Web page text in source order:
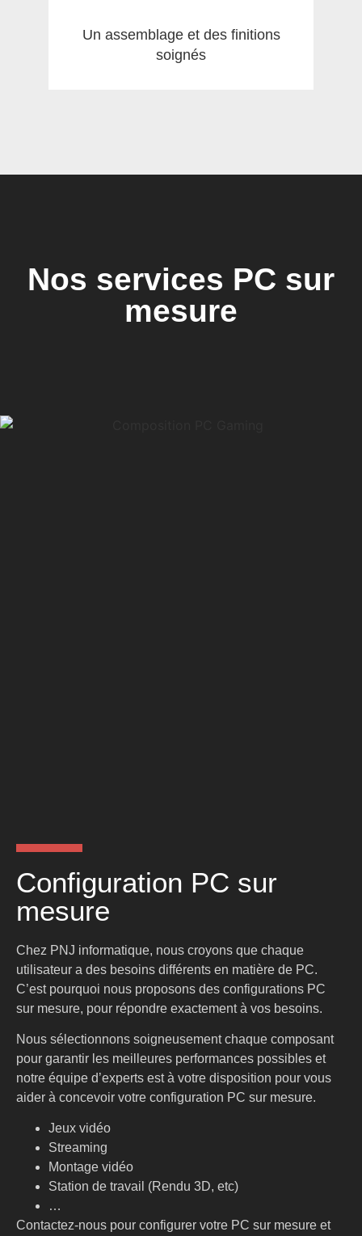
Un assemblage et des finitions
soignés
Nos services PC sur
mesure
Configuration PC sur
mesure
Chez PNJ informatique, nous croyons que chaque
utilisateur a des besoins différents en matière de PC.
C’est pourquoi nous proposons des configurations PC
sur mesure, pour répondre exactement à vos besoins.
Nous sélectionnons soigneusement chaque composant
pour garantir les meilleures performances possibles et
notre équipe d’experts est à votre disposition pour vous
aider à concevoir votre configuration PC sur mesure.
Jeux vidéo
Streaming
Montage vidéo
Station de travail (Rendu 3D, etc)
…
Contactez-nous pour configurer votre PC sur mesure et